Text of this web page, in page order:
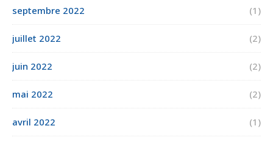
septembre 2022 (1)
juillet 2022 (2)
juin 2022 (2)
mai 2022 (2)
avril 2022 (1)